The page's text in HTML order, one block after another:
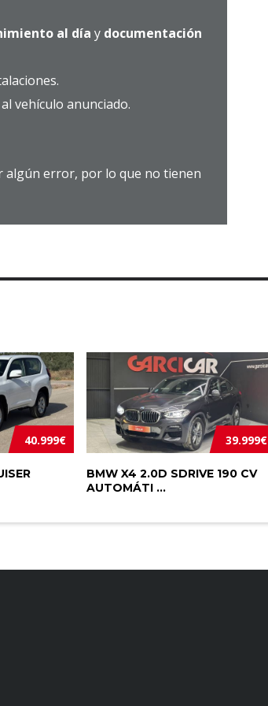
al día y documentación
vehículo anunciado.
algún error, por lo que no tienen
40.999€ 39.999€
BMW X4 2.0D SDRIVE 190 CV
AUTOMÁTI ...